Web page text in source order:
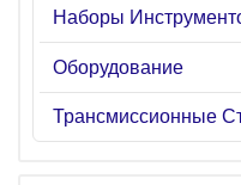
Наборы
Оборудование
Трансмиссионные